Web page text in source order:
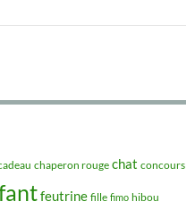
chaperon rouge chat concours
feutrine fille fimo hibou